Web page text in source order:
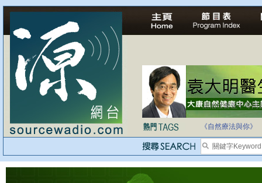
法治社會並不等同
自家教育合法化-
《自然療法與你》